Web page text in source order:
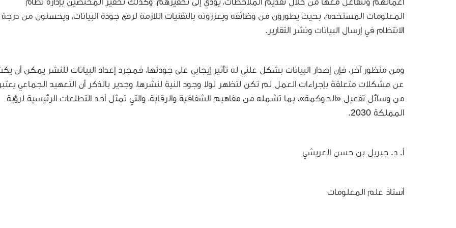
المعلومات المستخدم، بحيث يطورون من وظائفه ويعززونه بالتقنيات اللازمة لرفع جودة البيانات، ويحسنون من درجة
الانتظام في إرسال البيانات ونشر التقارير.
ومن منظور آخر، فإن إصدار البيانات بشكل علني له تأثير إيجابي على جودتها، فمجرد إعداد البيانات للنشر يمكن أن
عن مشكلات متعلقة بإجراءات العمل لم تكن لتظهر لولا وجود النية لنشرها، وجدير بالذكر أن التعهيد الجماعي
من وسائل تفعيل «الحوكمة»، بما تشمله من مفاهيم الشفافية والرقابة، والتي تمثل أحد التطلعات الرئيسية لرؤية
المملكة 2030.
أ. د. جبريل بن حسن العريشي
أستاذ علم المعلومات